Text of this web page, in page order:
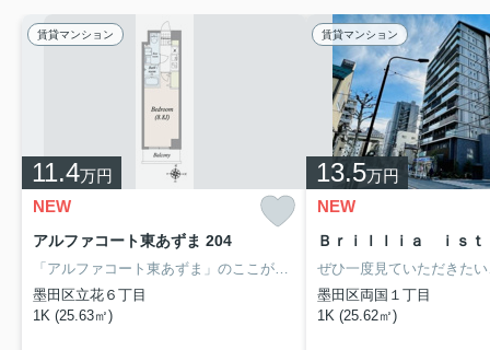
賃貸マンション
11.4万円
NEW
アルファコート東あずま 204
「アルファコート東あずま」のここがイチオシ。室内設備は洗面化粧台・浴室乾燥機などが揃っているので、快適に過ごしやすいお部屋になります。テレワークや家事の途中で手が離せない時でも宅配ボックスがあるのでわざわざ手を止める必要はないです。墨田区や東あずま付近であなたのライフスタイルに合ったお部屋を見つけましょう。当社スタッフが全力でサポート致します。
墨田区立花６丁目
1K (25.63㎡)
賃貸マンション
13.5万円
NEW
Ｂｒｉｌｌｉａ ｉｓ
墨田区両国１丁目
1K (25.62㎡)